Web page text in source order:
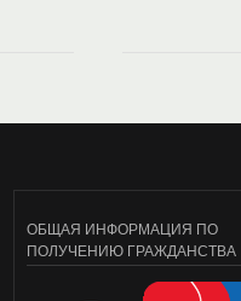
ОБЩАЯ ИНФОРМАЦИЯ ПО
ПОЛУЧЕНИЮ ГРАЖДАНСТВА